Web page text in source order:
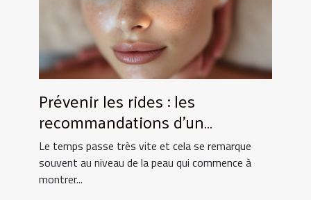
Prévenir les rides : les
recommandations d’un
dermatologue
Le temps passe très vite et cela se remarque
souvent au niveau de la peau qui commence à
montrer...